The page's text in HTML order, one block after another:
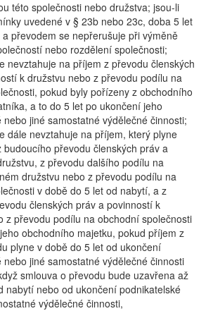
této společnosti nebo družstva; jsou-li
uvedené v § 23b nebo 23c, doba 5 let
převodem se nepřerušuje při výměně
nebo rozdělení společnosti;
nevztahuje na příjem z převodu členských
k družstvu nebo z převodu podílu na
pokud byly pořízeny z obchodního
a to do 5 let po ukončení jeho
nebo jiné samostatné výdělečné činnosti;
dále nevztahuje na příjem, který plyne
budoucího převodu členských práv a
z převodu dalšího podílu na
družstvu nebo z převodu podílu na
v době do 5 let od nabytí, a z
členských práv a povinností k
z převodu podílu na obchodní společnosti
obchodního majetku, pokud příjem z
plyne v době do 5 let od ukončení
nebo jiné samostatné výdělečné činnosti
smlouva o převodu bude uzavřena až
nabytí nebo od ukončení podnikatelské
výdělečné činnosti,